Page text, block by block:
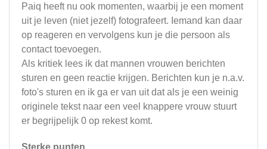
Paiq heeft nu ook momenten, waarbij je een moment
uit je leven (niet jezelf) fotografeert. Iemand kan daar
op reageren en vervolgens kun je die persoon als
contact toevoegen.
Als kritiek lees ik dat mannen vrouwen berichten
sturen en geen reactie krijgen. Berichten kun je n.a.v.
foto's sturen en ik ga er van uit dat als je een weinig
originele tekst naar een veel knappere vrouw stuurt
er begrijpelijk 0 op rekest komt.
Sterke punten